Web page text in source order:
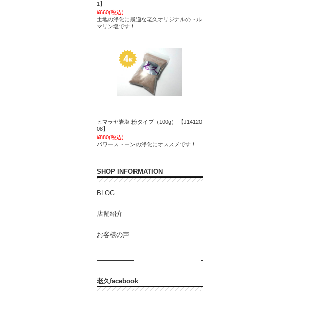
1】
¥660(税込)
土地の浄化に最適な老久オリジナルのトル
マリン塩です！
ヒマラヤ岩塩 粉タイプ（100g） 【J14120
08】
¥880(税込)
パワーストーンの浄化にオススメです！
SHOP INFORMATION
BLOG
店舗紹介
お客様の声
老久facebook